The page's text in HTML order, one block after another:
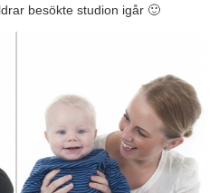
besökte studion igår 🙂